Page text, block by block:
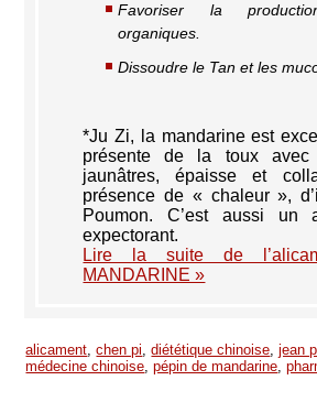
Favoriser la
organiques.
Dissoudre le Tan et les
*Ju Zi, la mandarine est
présente de la toux avec
jaunâtres, épaisse et
présence de « chaleur »,
Poumon. C’est aussi un
expectorant.
Lire la suite de
MANDARINE »
alicament,chen pi,diététique chinoise,jean
médecine chinoise,pépin de mandarine,